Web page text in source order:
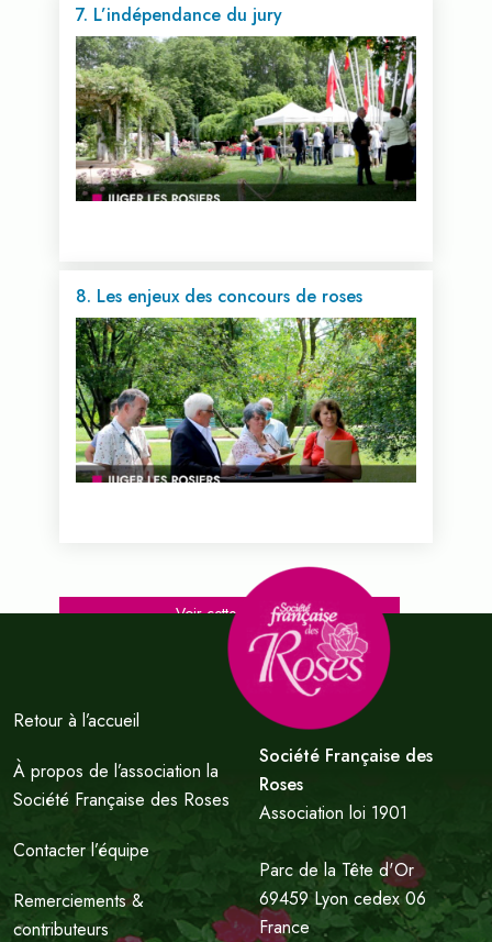
Voir cette vidéo...
7. L’indépendance du jury
Voir cette vidéo...
8. Les enjeux des concours de roses
Voir cette vidéo...
Retour à l’accueil
À propos de l’association la
Société Française des Roses
Contacter l’équipe
Remerciements &
contributeurs
Société Française des
Roses
Association loi 1901
Parc de la Tête d'Or
69459 Lyon cedex 06
France